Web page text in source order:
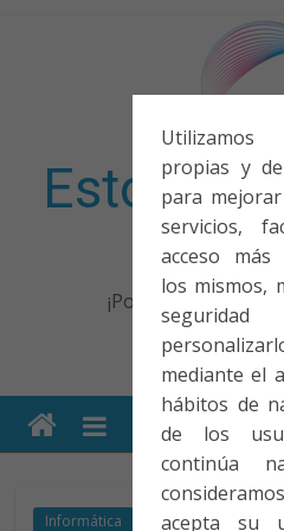
Utilizamos
propias y
para
servicios,
acceso
los mismos,
mediante el
hábitos de
de los
continúa
acepta su
Esto no
¡Porque no solo el
Informática Qué guapo!